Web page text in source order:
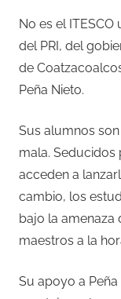
No es el
del PRI, del
de
Peña Nieto.
Sus alumnos
mala. Seducidos
acceden a
cambio, los
bajo la amenaza
maestros a la
Su apoyo a